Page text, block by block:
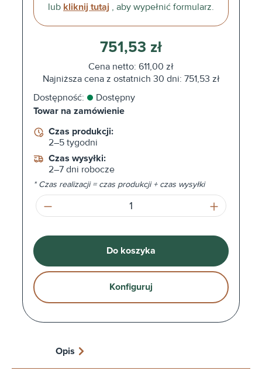
lub kliknij tutaj , aby wypełnić formularz.
751,53 zł
Cena netto: 611,00 zł
Najniższa cena z ostatnich 30 dni: 751,53 zł
Dostępność:
Dostępny
Towar na zamówienie
Czas produkcji:
2–5 tygodni
Czas wysyłki:
2–7 dni robocze
* Czas realizacji = czas produkcji + czas wysyłki
Ilość produktu: Wprowadź żądaną
Do koszyka
Konfiguruj
Opis